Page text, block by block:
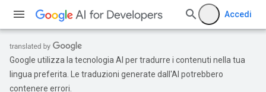
Accedi
Google utilizza la tecnologia AI per tradurre i contenuti nella tua
lingua preferita. Le traduzioni generate dall'AI potrebbero
contenere errori.